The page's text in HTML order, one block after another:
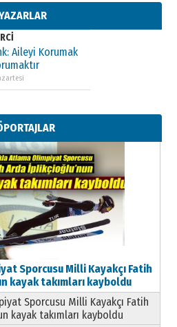
Aileyi Korumak
Aileyi Korumak
Sporcusu Milli Kayakçı Fatih
kayak takımları kayboldu
Sporcusu Milli Kayakçı Fatih
kayak takımları kayboldu